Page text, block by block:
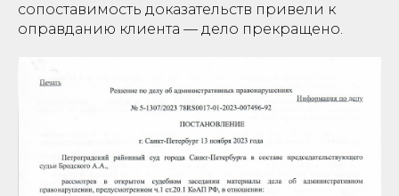
сопоставимость доказательств привели к
оправданию клиента — дело прекращено.